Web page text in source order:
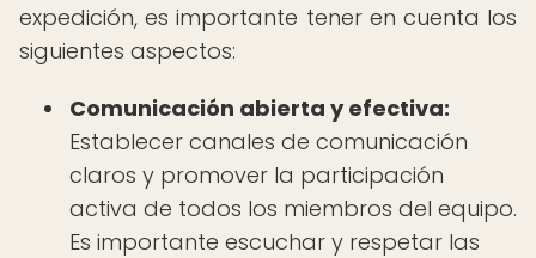
expedición, es importante tener en cuenta los
siguientes aspectos:
Comunicación abierta y efectiva:
Establecer canales de comunicación
claros y promover la participación
activa de todos los miembros del equipo.
Es importante escuchar y respetar las